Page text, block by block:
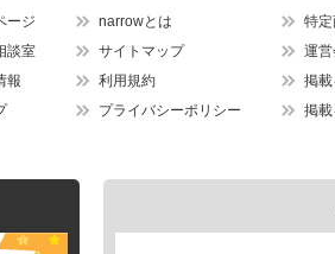
ージ
談室
報
narrowとは
サイトマップ
利用規約
プライバシーポリシー
特
運営
掲
掲